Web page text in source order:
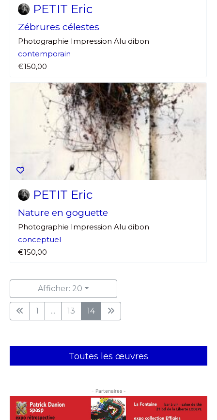
PETIT Eric
Zébrures célestes
Photographie Impression Alu dibon
contemporain
€150,00
PETIT Eric
Nature en goguette
Photographie Impression Alu dibon
conceptuel
€150,00
Afficher: 20
1 ... 13 14
Toutes les œuvres
- Partenaires -